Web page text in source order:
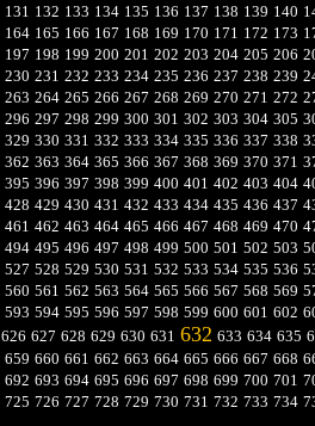
131 132 133 134 135 136 137 138 139 140
164 165 166 167 168 169 170 171 172 173
197 198 199 200 201 202 203 204 205 206
230 231 232 233 234 235 236 237 238 239
263 264 265 266 267 268 269 270 271 272
296 297 298 299 300 301 302 303 304 305
329 330 331 332 333 334 335 336 337 338
362 363 364 365 366 367 368 369 370 371
395 396 397 398 399 400 401 402 403 404
428 429 430 431 432 433 434 435 436 437
461 462 463 464 465 466 467 468 469 470
494 495 496 497 498 499 500 501 502 503
527 528 529 530 531 532 533 534 535 536
560 561 562 563 564 565 566 567 568 569
593 594 595 596 597 598 599 600 601 602
626 627 628 629 630 631 632 633 634 635
659 660 661 662 663 664 665 666 667 668
692 693 694 695 696 697 698 699 700 701
725 726 727 728 729 730 731 732 733 734